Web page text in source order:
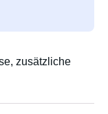
zusätzliche